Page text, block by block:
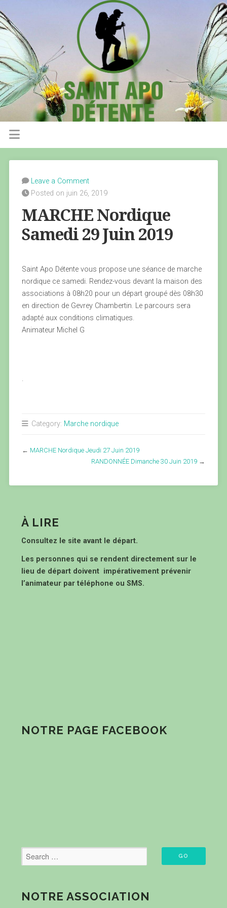
Leave a Comment
Posted on juin 26, 2019
MARCHE Nordique
Samedi 29 Juin 2019
Saint Apo Détente vous propose une séance de marche
nordique ce samedi. Rendez-vous devant la maison des
associations à 08h20 pour un départ groupé dès 08h30
en direction de Gevrey Chambertin. Le parcours sera
adapté aux conditions climatiques.
Animateur Michel G
.
Category: Marche nordique
← MARCHE Nordique Jeudi 27 Juin 2019
RANDONNÉE Dimanche 30 Juin 2019 →
À LIRE
Consultez le site avant le départ.
Les personnes qui se rendent directement sur le
lieu de départ doivent impérativement prévenir
l’animateur par téléphone ou SMS.
NOTRE PAGE FACEBOOK
NOTRE ASSOCIATION